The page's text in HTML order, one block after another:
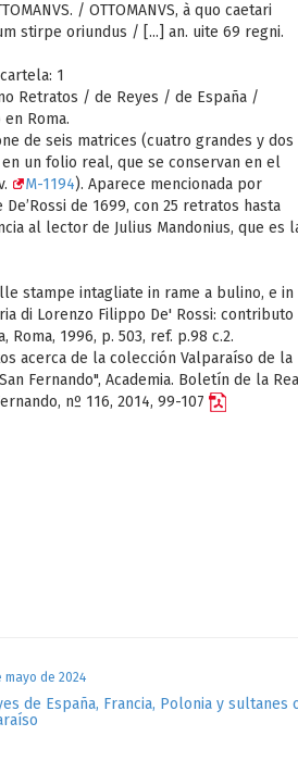
/ OTTOMANVS, à quo caetari
stirpe oriundus / [...] an. uite 69 regni.
1
Retratos / de Reyes / de España /
Roma.
de seis matrices (cuatro grandes y dos
un folio real, que se conservan en el
M-1194). Aparece mencionada por
de 1699, con 25 retratos hasta
al lector de Julius Mandonius, que es
stampe intagliate in rame a bulino, e in
di Lorenzo Filippo De' Rossi: contributo
1996, p. 503, ref. p.98 c.2.
acerca de la colección Valparaíso de la
Fernando", Academia. Boletín de la
nº 116, 2014, 99-107
mayo de 2024
de España, Francia, Polonia y sultanes